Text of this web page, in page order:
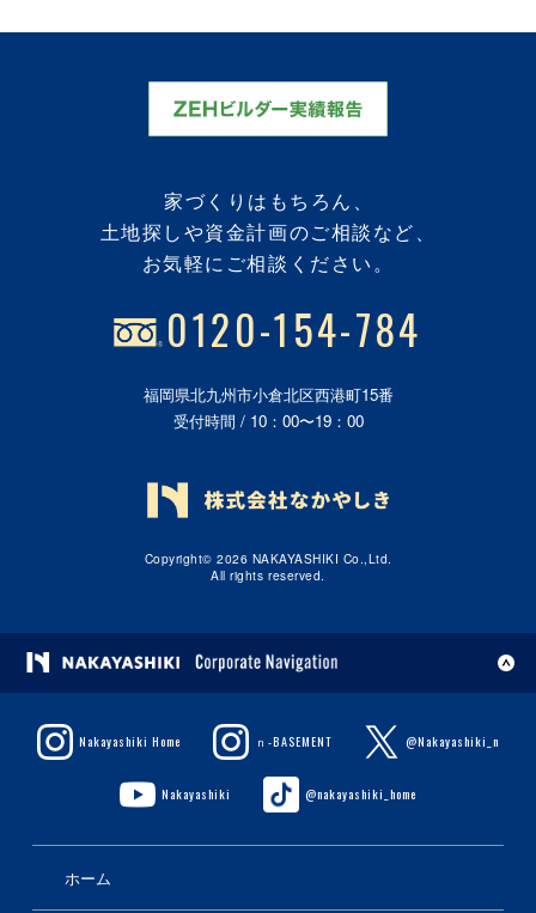
家づくりはもちろん、
土地探しや資金計画のご相談など、
お気軽にご相談ください。
0120-154-784
福岡県北九州市小倉北区西港町15番
受付時間 / 10：00〜19：00
Copyright© 2026 NAKAYASHIKI Co.,Ltd.
All rights reserved.
Nakayashiki Home ｎ-BASEMENT @Nakayashiki_n
Nakayashiki @nakayashiki_home
ホーム